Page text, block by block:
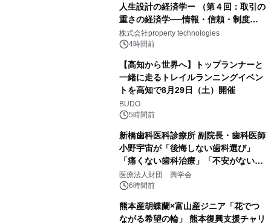
人生設計の経済学ー （第４回：取引の
重さの経済学──情報・信頼・制度を
PropTechはどう組み替えるか）｜
PropTech-Lab
株式会社property technologies
4時間前
【高知から世界へ】トップランナーと
一緒に走るトレイルランニングイベン
トを高知で8月29日（土）開催
BUDO
5時間前
新橋歯科医科診療所 副院長・歯科医師
小野宇宙が「後悔しない歯科選び」
「痛くない歯科治療」「不安がない治
療計画」をテーマに専門監修
医療法人財団 興学会
6時間前
熊本産胡蝶蘭×富山産ジニア「花でつ
ながる希望の輪」 熊本復興支援チャリ